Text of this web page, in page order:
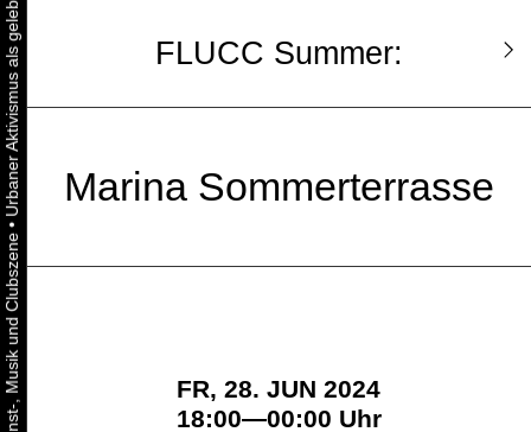
•
FLUCC Summer:
Marina Sommerterrasse
FR, 28. JUN 2024
18:00—00:00 Uhr